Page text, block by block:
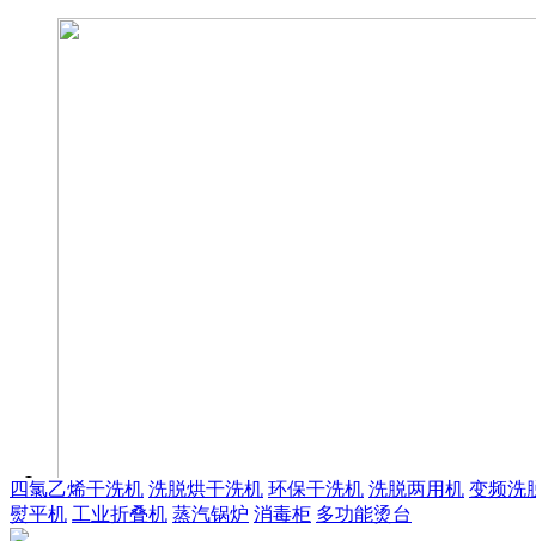
四氯乙烯干洗机 洗脱烘干洗机 环保干洗机 洗脱两用机 变频洗
熨平机 工业折叠机 蒸汽锅炉 消毒柜 多功能烫台